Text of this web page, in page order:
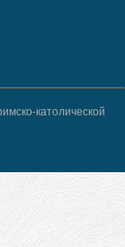
католической